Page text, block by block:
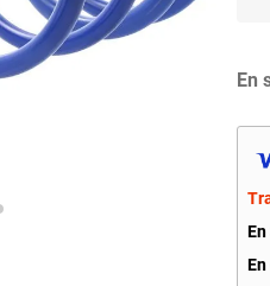
inyección
En
En
En
citroen c4